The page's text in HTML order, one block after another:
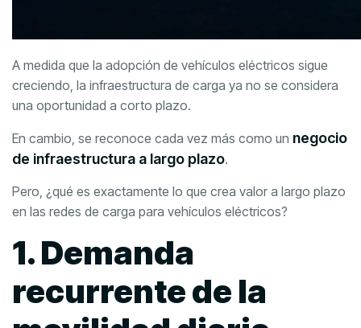
A medida que la adopción de vehículos eléctricos sigue
creciendo, la infraestructura de carga ya no se considera
una oportunidad a corto plazo.
En cambio, se reconoce cada vez más como un negocio
de infraestructura a largo plazo.
Pero, ¿qué es exactamente lo que crea valor a largo plazo
en las redes de carga para vehículos eléctricos?
1. Demanda
recurrente de la